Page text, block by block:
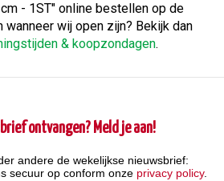
- 1ST" online bestellen op de
wij open zijn? Bekijk dan
& koopzondagen.
ontvangen? Meld je aan!
andere de wekelijkse nieuwsbrief:
secuur op conform onze privacy policy.